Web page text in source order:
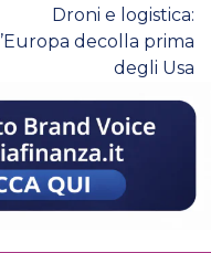
Droni e logistica:
l’Europa decolla prima
degli Usa